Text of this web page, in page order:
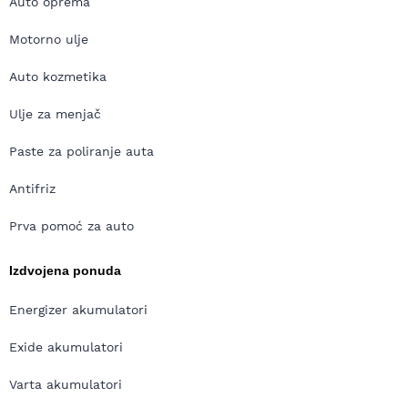
Motorno ulje
Auto kozmetika
Ulje za menjač
Paste za poliranje auta
Antifriz
Prva pomoć za auto
Izdvojena ponuda
Energizer akumulatori
Exide akumulatori
Varta akumulatori